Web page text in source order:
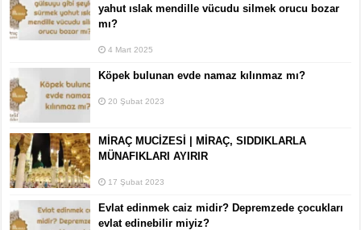
yahut ıslak mendille vücudu silmek orucu bozar
mı?
4 Mart 2025
Köpek bulunan evde namaz kılınmaz mı?
20 Şubat 2023
MİRAÇ MUCİZESİ | MİRAÇ, SIDDIKLARLA
MÜNAFIKLARI AYIRIR
17 Şubat 2023
Evlat edinmek caiz midir? Depremzede çocukları
evlat edinebilir miyiz?